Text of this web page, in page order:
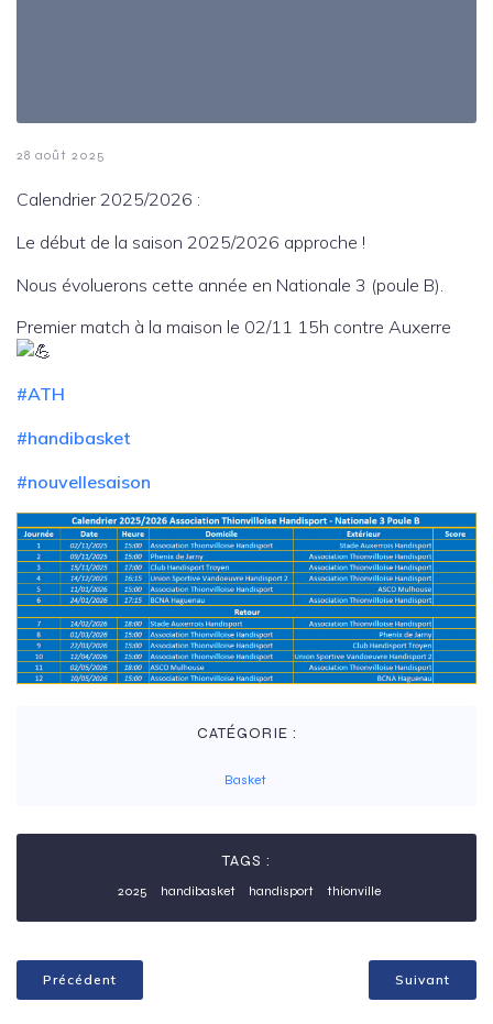
28 août 2025
Calendrier 2025/2026 :
Le début de la saison 2025/2026 approche !
Nous évoluerons cette année en Nationale 3 (poule B).
Premier match à la maison le 02/11 15h contre Auxerre
#ATH
#handibasket
#nouvellesaison
CATÉGORIE :
Basket
TAGS :
2025 handibasket handisport thionville
Précédent Suivant